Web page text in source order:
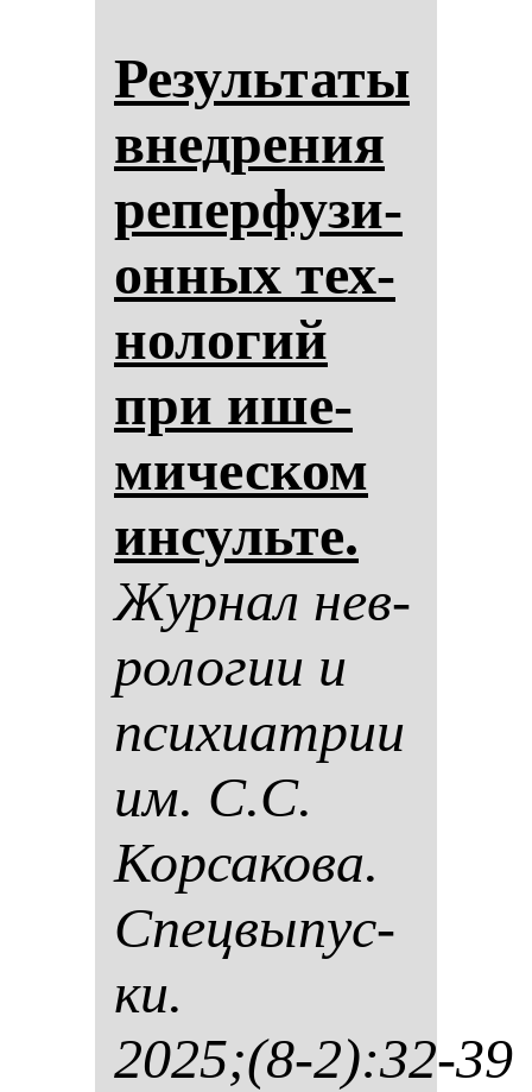
Ре­зуль­та­ты
внед­ре­ния
ре­пер­фу­зи­
он­ных тех­
но­ло­гий
при ише­
ми­чес­ком
ин­суль­те.
Жур­нал нев­
ро­ло­гии и
пси­хи­ат­рии
им. С.С.
Кор­са­ко­ва.
Спец­вы­пус­
ки.
2025;(8-2):32-39